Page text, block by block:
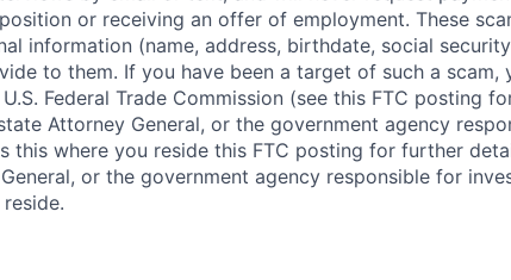
or receiving an offer of employment. These
information (name, address, birthdate, social
to them. If you have been a target of such a
Federal Trade Commission (see this FTC posting
Attorney General, or the government agency
this where you reside this FTC posting for further
or the government agency responsible for